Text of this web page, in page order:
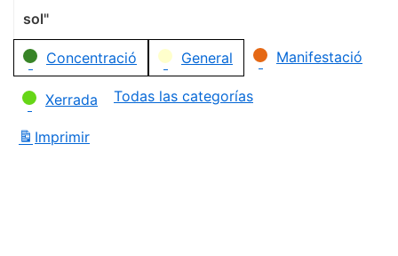
sol"
Categorías
Concentració General Manifestació
Xerrada Todas las categorías
Imprimir